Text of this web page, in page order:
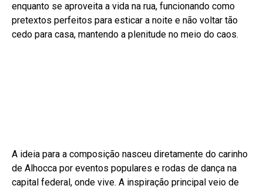
enquanto se aproveita a vida na rua, funcionando como
pretextos perfeitos para esticar a noite e não voltar tão
cedo para casa, mantendo a plenitude no meio do caos.
A ideia para a composição nasceu diretamente do carinho
de Alhocca por eventos populares e rodas de dança na
capital federal, onde vive. A inspiração principal veio de